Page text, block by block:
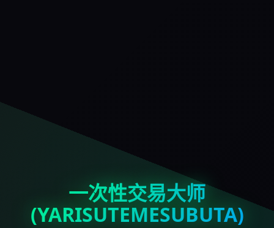
一次性交易大师
(YARISUTEMESUBUTA)